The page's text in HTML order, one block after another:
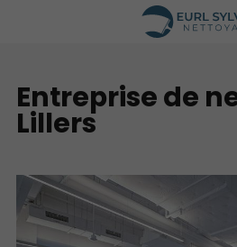
Entreprise de
Lillers